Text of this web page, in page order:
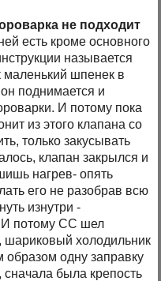
не подходит
есть кроме основного
называется
маленький шпенек в
поднимается и
И потому пока
из этого клапана со
только закусывать
клапан закрылся и
нагрев- опять
его не разобрав всю
изнутри -
И потому СС шел
шариковый холодильник
образом одну заправку
была крепость